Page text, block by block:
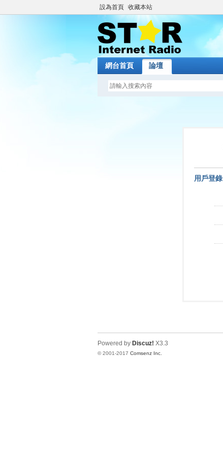
設為首頁 收藏本站
網台首頁 論壇
用戶登錄
Powered by Discuz! X3.3
© 2001-2017 Comsenz Inc.